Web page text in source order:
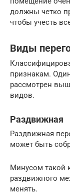
должны четко
чтобы учесть
Виды
признакам.
рассмотрен
видов.
Раздвижная
Раздвижная
может быть
Минусом такой
раздвижного
менять.